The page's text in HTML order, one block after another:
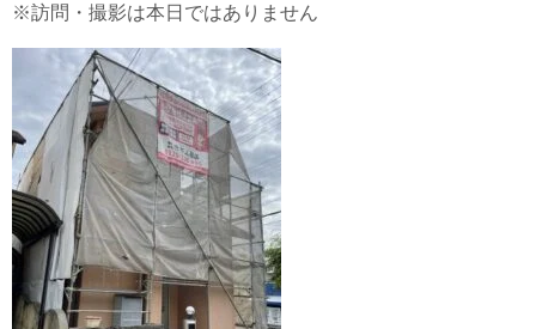
※訪問・撮影は本日ではありません